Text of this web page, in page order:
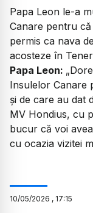
Papa Leon le-a
Canare pentru
permis ca nava
acosteze în
Papa Leon: „
Insulelor Canare
și de care au dat
MV Hondius, cu
bucur că voi
cu ocazia vizitei
10/05/2026 , 17:15